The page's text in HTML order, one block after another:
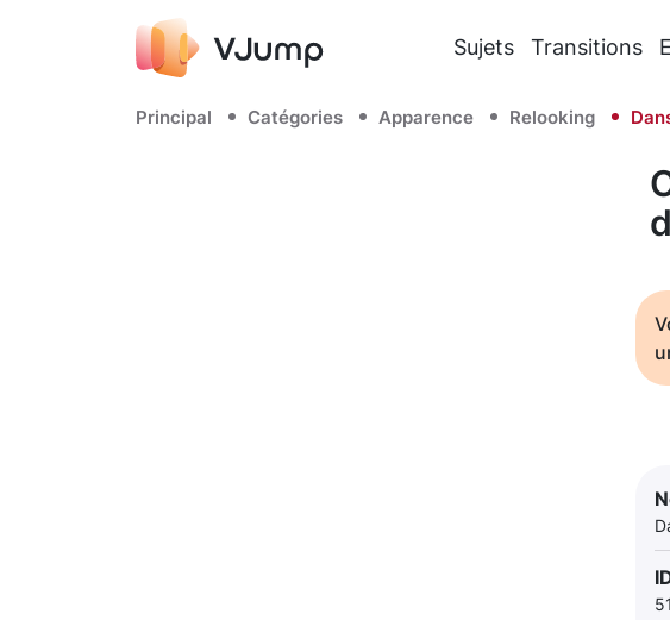
Sujets Transitions
Principal Catégories Apparence Relooking